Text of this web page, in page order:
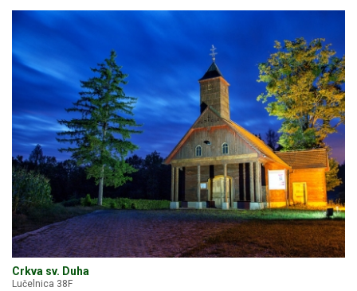
Crkva sv. Duha
Lučelnica 38F